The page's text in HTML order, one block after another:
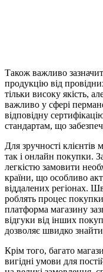
Також важливо
продукцію від
тільки високу якість,
важливо у сфері
відповідну
стандартам, що
Для зручності
так і онлайн покупки.
легкістю замовити
країни, що особливо
віддалених регіонах.
роблять процес
платформа магазину
відгуки від інших
дозволяє швидко
Крім того, багато
вигідні умови для